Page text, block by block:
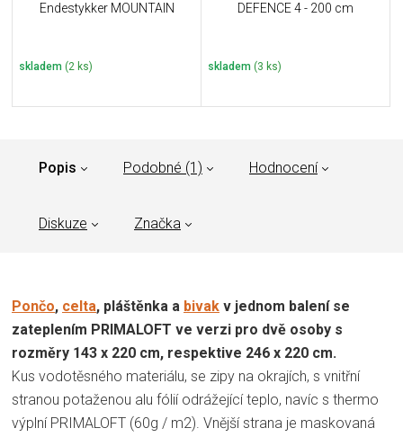
Endestykker MOUNTAIN
skladem (2 ks)
DEFENCE 4 - 200 cm
skladem (3 ks)
Popis Podobné (1) Hodnocení
Diskuze Značka
Pončo, celta, pláštěnka a bivak v jednom balení se
zateplením PRIMALOFT ve verzi pro dvě osoby s
rozměry 143 x 220 cm, respektive 246 x 220 cm.
Kus vodotěsného materiálu, se zipy na okrajích, s vnitřní
stranou potaženou alu fólií odrážející teplo, navíc s thermo
výplní PRIMALOFT (60g / m2). Vnější strana je maskovaná